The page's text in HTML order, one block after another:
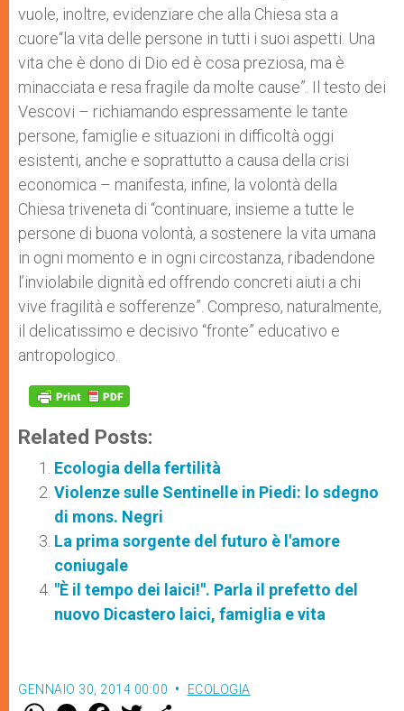
vuole, inoltre, evidenziare che alla Chiesa sta a
cuore“la vita delle persone in tutti i suoi aspetti. Una
vita che è dono di Dio ed è cosa preziosa, ma è
minacciata e resa fragile da molte cause”. Il testo dei
Vescovi – richiamando espressamente le tante
persone, famiglie e situazioni in difficoltà oggi
esistenti, anche e soprattutto a causa della crisi
economica – manifesta, infine, la volontà della
Chiesa triveneta di “continuare, insieme a tutte le
persone di buona volontà, a sostenere la vita umana
in ogni momento e in ogni circostanza, ribadendone
l’inviolabile dignità ed offrendo concreti aiuti a chi
vive fragilità e sofferenze”. Compreso, naturalmente,
il delicatissimo e decisivo “fronte” educativo e
antropologico.
Related Posts:
Ecologia della fertilità
Violenze sulle Sentinelle in Piedi: lo sdegno
di mons. Negri
La prima sorgente del futuro è l'amore
coniugale
"È il tempo dei laici!". Parla il prefetto del
nuovo Dicastero laici, famiglia e vita
GENNAIO 30, 2014 00:00 ECOLOGIA
W M F